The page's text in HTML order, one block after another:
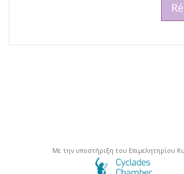
Με την υποστήριξη του Επιμελητηρίου